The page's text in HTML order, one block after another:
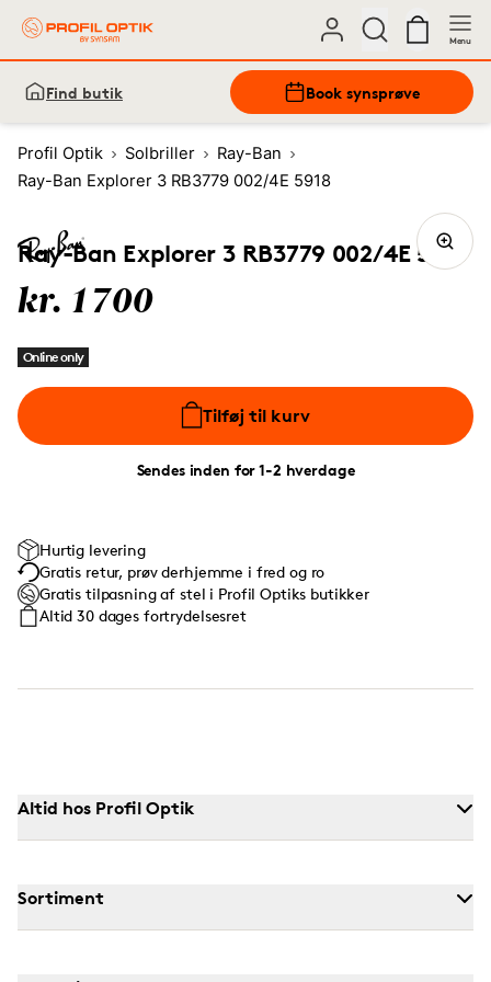
Menu
Find butik Book synsprøve
Profil Optik Solbriller
Ray-Ban
Ray-Ban Explorer 3 RB3779 002/4E 5918
Ray-Ban Explorer 3 RB3779 002/4E 5918
kr. 1700
Online only
Tilføj til kurv
Sendes inden for 1-2 hverdage
Hurtig levering
Gratis retur, prøv derhjemme i fred og ro
Gratis tilpasning af stel i Profil Optiks butikker
Altid 30 dages fortrydelsesret
Altid hos Profil Optik
Sortiment